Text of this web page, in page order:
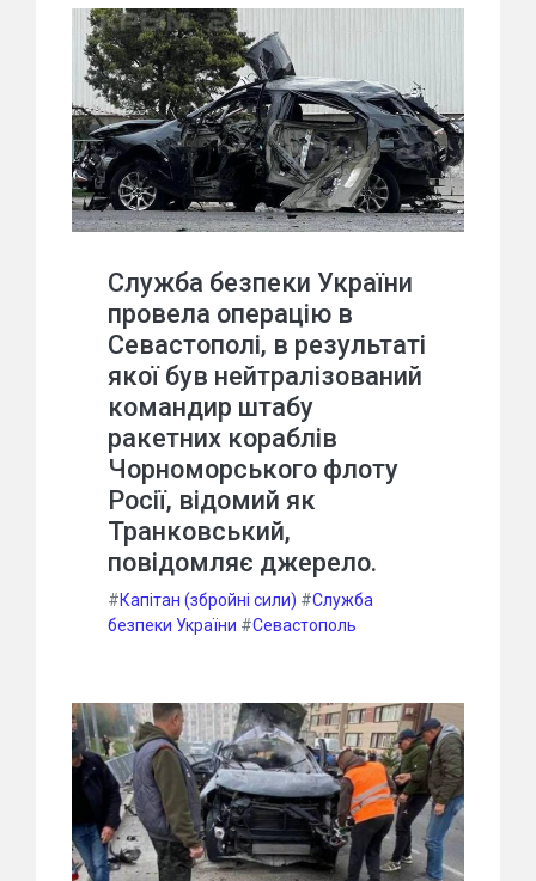
Служба безпеки України
провела операцію в
Севастополі, в результаті
якої був нейтралізований
командир штабу
ракетних кораблів
Чорноморського флоту
Росії, відомий як
Транковський,
повідомляє джерело.
#Капітан (збройні сили) #Служба
безпеки України #Севастополь